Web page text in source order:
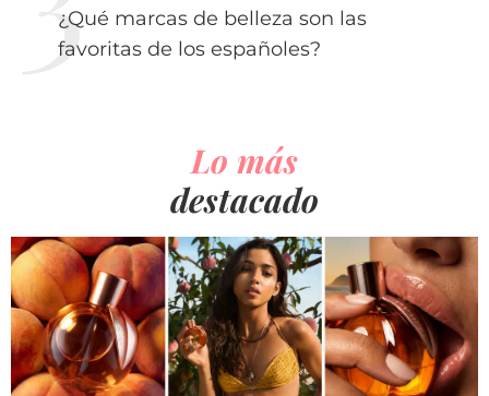
¿Qué marcas de belleza son las
favoritas de los españoles?
Lo más
destacado